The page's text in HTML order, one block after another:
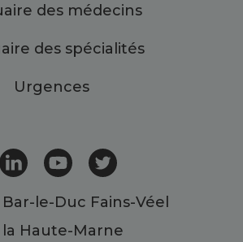
des médecins
des spécialités
Urgences
le-Duc Fains-Véel
la Haute-Marne